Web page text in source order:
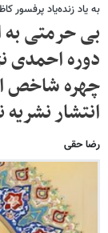
به یاد زنده‌‎یاد پرفسور کاظم معتمدنژاد
بی حرمتی به
دوره احمدی
چهره شاخص
انتشار نشریه
رضا حقی